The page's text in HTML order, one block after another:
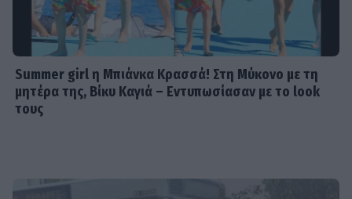
Summer girl η Μπιάνκα Κρασσά! Στη Μύκονο με τη
μητέρα της, Βίκυ Καγιά – Εντυπωσίασαν με το look
τους